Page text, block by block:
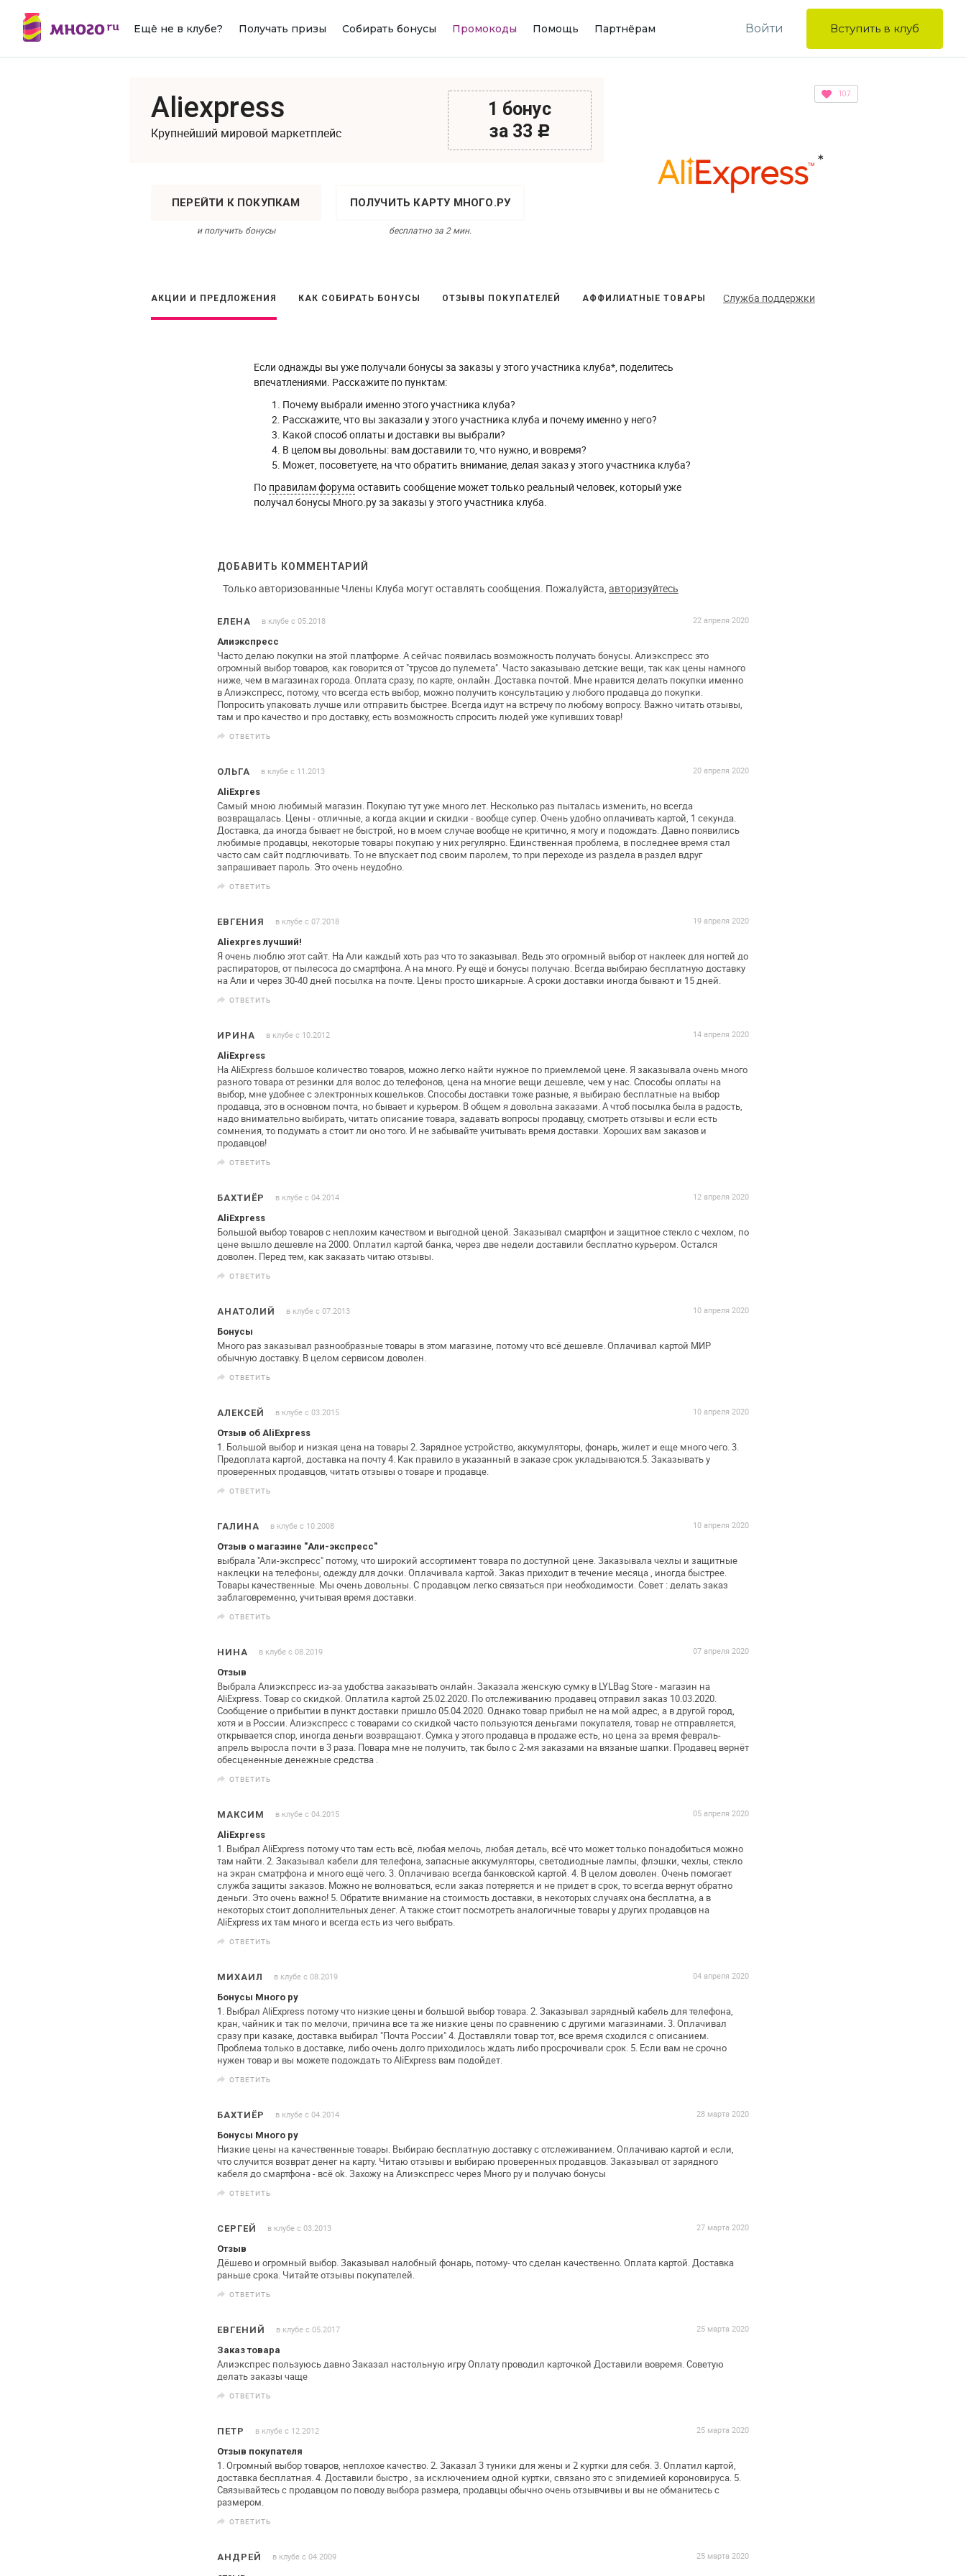
Ещё не в клубе? Получать призы Собирать бонусы Промокоды Помощь Партнёрам Войти Вступить в клуб
1 бонус
за 33 c
Aliexpress
Крупнейший мировой маркетплейс
ПЕРЕЙТИ К ПОКУПКАМ
и получить бонусы
ПОЛУЧИТЬ КАРТУ МНОГО.РУ
бесплатно за 2 мин.
107
АКЦИИ И ПРЕДЛОЖЕНИЯ КАК СОБИРАТЬ БОНУСЫ ОТЗЫВЫ ПОКУПАТЕЛЕЙ АФФИЛИАТНЫЕ ТОВАРЫ Служба поддержки
Если однажды вы уже получали бонусы за заказы у этого участника клуба*, поделитесь
впечатлениями. Расскажите по пунктам:
Почему выбрали именно этого участника клуба?
Расскажите, что вы заказали у этого участника клуба и почему именно у него?
Какой способ оплаты и доставки вы выбрали?
В целом вы довольны: вам доставили то, что нужно, и вовремя?
Может, посоветуете, на что обратить внимание, делая заказ у этого участника клуба?
По правилам форума оставить сообщение может только реальный человек, который уже
получал бонусы Много.ру за заказы у этого участника клуба.
ДОБАВИТЬ КОММЕНТАРИЙ
Только авторизованные Члены Клуба могут оставлять сообщения. Пожалуйста, авторизуйтесь
ЕЛЕНА в клубе с 05.2018
22 апреля 2020
Алиэкспресс
Часто делаю покупки на этой платформе. А сейчас появилась возможность получать бонусы.Алиэкспресс это
огромный выбор товаров, как говорится от"трусов до пулемета". Часто заказываю детские вещи, так как цены намного
ниже, чем в магазинах города.Оплата сразу, по карте, онлайн. Доставка почтой. Мне нравится делать покупки именно
в Алиэкспресс, потому, что всегда есть выбор, можно получить консультацию у любого продавца до покупки.
Попросить упаковать лучше или отправитьбыстрее. Всегда идут на встречу по любому вопросу. Важно читать отзывы,
там и про качество и про доставку, есть возможность спросить людей уже купивших товар!
ОТВЕТИТЬ
ОЛЬГА в клубе с 11.2013
20 апреля 2020
AliExpres
Самый мною любимый магазин. Покупаю тут уже много лет. Несколько раз пыталась изменить, но всегда
возвращалась. Цены - отличные, а когда акции и скидки - вообще супер.Очень удобно оплачивать картой, 1 секунда.
Доставка, да иногда бывает не быстрой, но в моем случае вообще не критично, я могу и подождать.Давно появились
любимые продавцы, некоторые товары покупаю у них регулярно. Единственная проблема, в последнее время стал
часто сам сайт подглючивать. То не впускает под своим паролем, то при переходе из раздела в раздел вдруг
запрашивает пароль. Этоочень неудобно.
ОТВЕТИТЬ
ЕВГЕНИЯ в клубе с 07.2018
19 апреля 2020
Aliexpres лучший!
Я очень люблю этот сайт. На Али каждый хоть раз что тозаказывал. Ведь это огромный выбор от наклеек для ногтей до
распираторов, от пылесоса до смартфона. А на много. Ру ещё и бонусы получаю. Всегда выбираю бесплатную доставку
на Али и через 30-40 дней посылка на почте. Цены просто шикарные. Асроки доставки иногда бывают и 15 дней.
ОТВЕТИТЬ
ИРИНА в клубе с 10.2012
14 апреля 2020
AliExpress
На AliExpress большое количество товаров, можно легко найти нужное по приемлемой цене. Я заказывала очень много
разноготовара от резинки для волос до телефонов, цена на многие вещи дешевле, чем у нас. Способы оплаты на
выбор, мнеудобнее с электронных кошельков. Способы доставки тоже разные, я выбираю бесплатные на выбор
продавца, это восновном почта, но бывает и курьером. В общем я довольназаказами. А чтоб посылка была в радость,
надо внимательно выбирать, читать описание товара, задавать вопросы продавцу, смотреть отзывы и если есть
сомнения, то подумать а стоитли оно того. И не забывайте учитывать время доставки.Хороших вам заказов и
продавцов!
ОТВЕТИТЬ
БАХТИЁР в клубе с 04.2014
12 апреля 2020
AliExpress
Большой выбор товаров с неплохим качеством и выгодной ценой.Заказывал смартфон и защитное стекло с чехлом, по
цене вышлодешевле на 2000. Оплатил картой банка, через две недели доставили бесплатно курьером. Остался
доволен. Перед тем, как заказать читаю отзывы.
ОТВЕТИТЬ
АНАТОЛИЙ в клубе с 07.2013
10 апреля 2020
Бонусы
Много раз заказывал разнообразные товары в этом магазине, потому что всё дешевле. Оплачивал картой МИР
обычную доставку. В целом сервисом доволен.
ОТВЕТИТЬ
АЛЕКСЕЙ в клубе с 03.2015
10 апреля 2020
Отзыв об AliExpress
1. Большой выбор и низкая цена на товары 2. Зарядноеустройство, аккумуляторы, фонарь, жилет и еще много чего. 3.
Предоплата картой, доставка на почту 4. Как правило вуказанный в заказе срок укладываются.5. Заказывать у
проверенных продавцов, читать отзывы о товаре и продавце.
ОТВЕТИТЬ
ГАЛИНА в клубе с 10.2008
10 апреля 2020
Отзыв о магазине "Али-экспресс"
выбрала "Али-экспресс" потому, что широкий ассортименттовара по доступной цене. Заказывала чехлы и защитные
наклецки на телефоны, одежду для дочки. Оплачивала картой.Заказ приходит в течение месяца , иногда быстрее.
Товары качественные. Мы очень довольны. С продавцом легко связаться при необходимости. Совет : делать заказ
заблаговременно, учитывая время доставки.
ОТВЕТИТЬ
НИНА в клубе с 08.2019
07 апреля 2020
Отзыв
Выбрала Алиэкспресс из-за удобства заказывать онлайн.Заказала женскую сумку в LYLBag Store - магазин на
AliExpress. Товар со скидкой. Оплатила картой 25.02.2020. Поотслеживанию продавец отправил заказ 10.03.2020.
Сообщение о прибытии в пункт доставки пришло 05.04.2020. Однако товар прибыл не на мой адрес, а в другой город,
хотя и в России.Алиэкспресс с товарами со скидкой часто пользуются деньгами покупателя, товар не отправляется,
открывается спор, иногдаденьги возвращают. Сумка у этого продавца в продаже есть, но цена за время февраль-
апрель выросла почти в 3 раза. Повара мне не получить, так было с 2-мя заказами на вязаные шапки. Продавец вернёт
обесцененные денежные средства .
ОТВЕТИТЬ
МАКСИМ в клубе с 04.2015
05 апреля 2020
AliExpress
1. Выбрал AliExpress потому что там есть всё, любая мелочь, любая деталь, всё что может только понадобиться можно
там найти.2. Заказывал кабели для телефона, запасные аккумуляторы, светодиодные лампы, флэшки, чехлы, стекло
на экран сматрфона и много ещё чего.3. Оплачиваю всегда банковской картой.4. В целом доволен. Очень помогает
служба защиты заказов. Можно не волноваться, если заказ потеряется и не придет всрок, то всегда вернут обратно
деньги. Это очень важно! 5. Обратите внимание на стоимость доставки, в некоторыхслучаях она бесплатна, а в
некоторых стоит дополнительныхденег. А также стоит посмотреть аналогичные товары у других продавцов на
AliExpress их там много и всегда есть из чего выбрать.
ОТВЕТИТЬ
МИХАИЛ в клубе с 08.2019
04 апреля 2020
Бонусы Много ру
1. Выбрал AliExpress потому что низкие цены и большой выбортовара.2. Заказывал зарядный кабель для телефона,
кран, чайник и так по мелочи, причина все та же низкие цены по сравнению сдругими магазинами.3. Оплачивал
сразу при казаке, доставка выбирал "Почта России"4. Доставляли товар тот, все время сходился с описанием.
Проблема только в доставке, либо очень долго приходилосьждать либо просрочивали срок. 5. Если вам не срочно
нужен товар и вы можете подождать тоAliExpress вам подойдет.
ОТВЕТИТЬ
БАХТИЁР в клубе с 04.2014
28 марта 2020
Бонусы Много ру
Низкие цены на качественные товары. Выбираю бесплатную доставку с отслеживанием. Оплачиваю картой и если,
чтослучится возврат денег на карту. Читаю отзывы и выбираю проверенных продавцов. Заказывал от зарядного
кабеля досмартфона - всё ok. Захожу на Алиэкспресс через Много ру и получаю бонусы
ОТВЕТИТЬ
СЕРГЕЙ в клубе с 03.2013
27 марта 2020
Отзыв
Дёшево и огромный выбор. Заказывал налобный фонарь, потому-что сделан качественно. Оплата картой. Доставка
раньшесрока. Читайте отзывы покупателей.
ОТВЕТИТЬ
ЕВГЕНИЙ в клубе с 05.2017
25 марта 2020
Заказ товара
Алиэкспрес пользуюсь давноЗаказал настольную игруОплату проводил карточкой Доставили вовремя.Советую
делать заказы чаще
ОТВЕТИТЬ
ПЕТР в клубе с 12.2012
25 марта 2020
Отзыв покупателя
1. Огромный выбор товаров, неплохое качество.2. Заказал 3 туники для жены и 2 куртки для себя.3. Оплатил картой,
доставка бесплатная.4. Доставили быстро, за исключением одной куртки, связано это с эпидемией короновируса. 5.
Связывайтесь с продавцом по поводу выбора размера, продавцы обычно очень отзывчивы и вы не обманитесь с
размером.
ОТВЕТИТЬ
АНДРЕЙ в клубе с 04.2009
25 марта 2020